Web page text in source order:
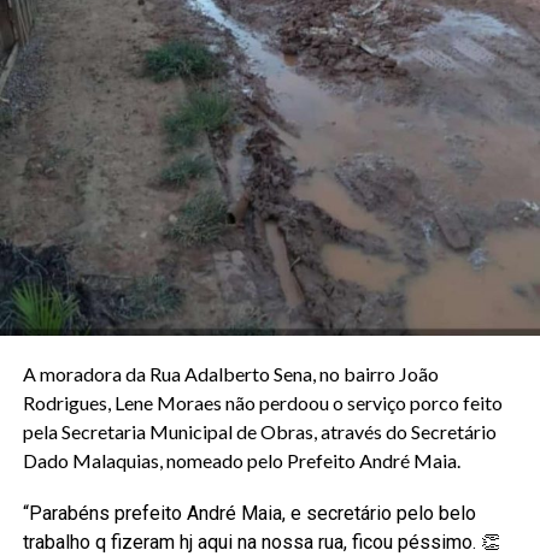
A moradora da Rua Adalberto Sena, no bairro João
Rodrigues, Lene Moraes não perdoou o serviço porco feito
pela Secretaria Municipal de Obras, através do Secretário
Dado Malaquias, nomeado pelo Prefeito André Maia.
“Parabéns prefeito André Maia, e secretário pelo belo
trabalho q fizeram hj aqui na nossa rua, ficou péssimo. 👏